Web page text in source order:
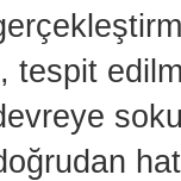
tespit